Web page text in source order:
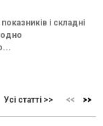
і складні
одно
Усі статті >>